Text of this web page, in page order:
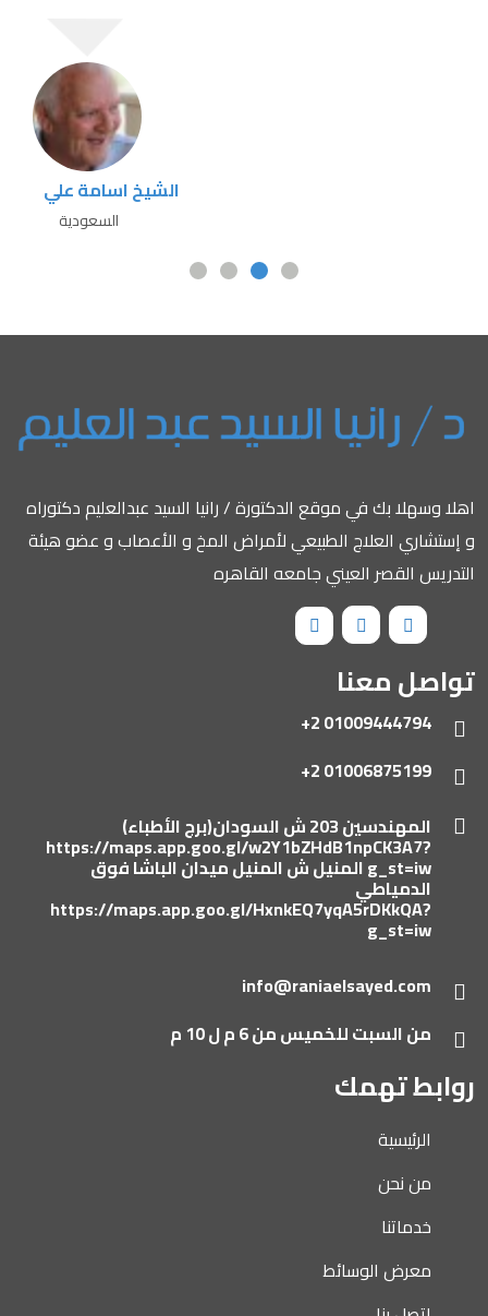
الشيخ اسامة علي
السعودية
اهلا وسهلا بك في موقع الدكتورة / رانيا السيد عبدالعليم دكتوراه
و إستشاري العلاج الطبيعي لأمراض المخ و الأعصاب و عضو هيئة
التدريس القصر العيني جامعه القاهره
تواصل معنا
01009444794 2+
01006875199 2+
المهندسين 203 ش السودان(برج الأطباء)
https://maps.app.goo.gl/w2Y1bZHdB1npCK3A7?
g_st=iwالمنيل ش المنيل ميدان الباشا فوق
الدمياطي
https://maps.app.goo.gl/HxnkEQ7yqA5rDKkQA?
g_st=iw
info@raniaelsayed.com
من السبت للخميس من 6 م ل 10 م
روابط تهمك
الرئيسية
من نحن
خدماتنا
معرض الوسائط